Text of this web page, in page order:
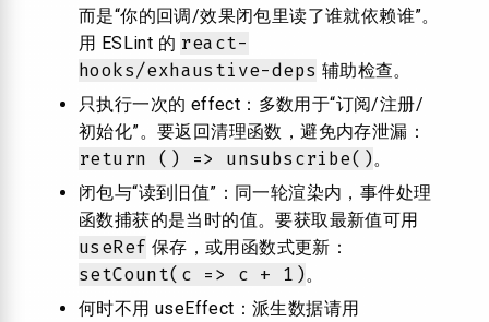
而是“你的回调/效果闭包里读了谁就依赖谁”。
用 ESLint 的 react-
hooks/exhaustive-deps 辅助检查。
只执行一次的 effect：多数用于“订阅/注册/
初始化”。要返回清理函数，避免内存泄漏：
return () => unsubscribe() 。
闭包与“读到旧值”：同一轮渲染内，事件处理
函数捕获的是当时的值。要获取最新值可用
useRef 保存，或用函数式更新：
setCount(c => c + 1) 。
何时不用 useEffect：派生数据请用